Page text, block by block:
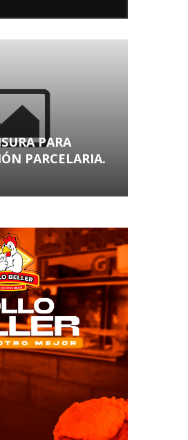
PARA
PARCELARIA.